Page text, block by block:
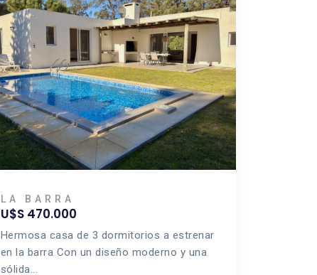
LA BARRA
U$S 470.000
Hermosa casa de 3 dormitorios a estrenar
en la barra Con un diseño moderno y una
sólida...